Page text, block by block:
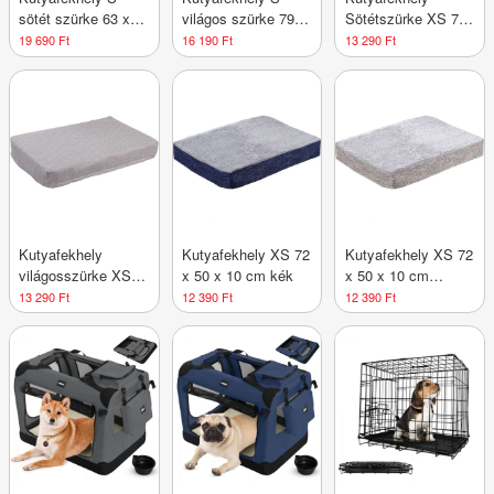
sötét szürke 63 x
50 x 21 cm
19 690 Ft
világos szürke 79 x
60 x 10 cm
16 190 Ft
Sötétszürke XS 72
x 50 x 10 cm
13 290 Ft
Kutyafekhely
világosszürke XS
72 x 50 x 10 cm
13 290 Ft
Kutyafekhely XS 72
x 50 x 10 cm kék
12 390 Ft
Kutyafekhely XS 72
x 50 x 10 cm
világosszürke
12 390 Ft